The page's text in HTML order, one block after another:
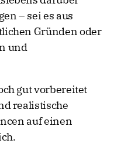
– sei es aus
Gründen oder
und
gut vorbereitet
realistische
auf einen